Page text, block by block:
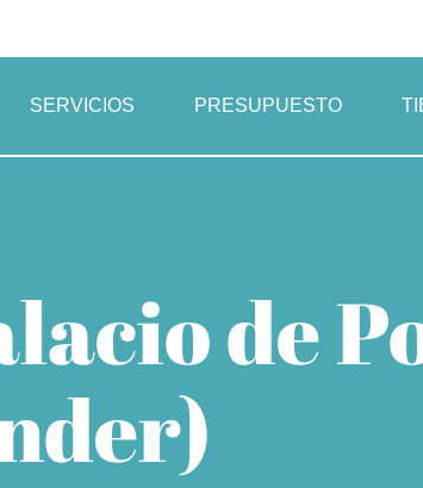
SERVICIOS PRESUPUESTO
de